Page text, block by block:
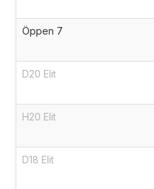
Öppen 7
D20 Elit
H20 Elit
D18 Elit